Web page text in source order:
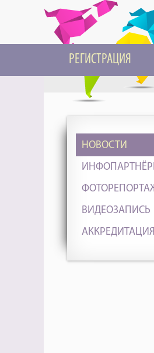
РЕГИСТРАЦИЯ
НОВОСТИ
ВИДЕОЗАПИСЬ